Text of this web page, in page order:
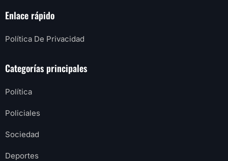
Enlace rápido
Política De Privacidad
Categorías principales
Política
Policiales
Sociedad
Deportes